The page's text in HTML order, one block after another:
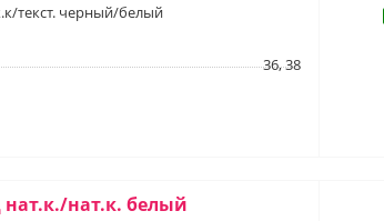
текст. черный/белый
36, 38
нат.к. белый